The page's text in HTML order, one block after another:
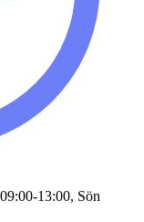
13:00, Sön